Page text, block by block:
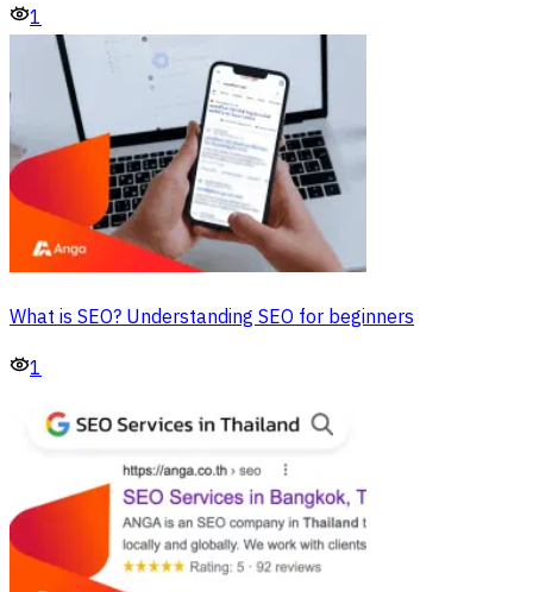
1
What is SEO? Understanding SEO for beginners
1